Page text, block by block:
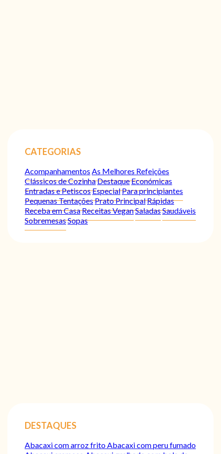
CATEGORIAS
Acompanhamentos As Melhores Refeições
Clássicos de CozinhaDestaqueEconómicas
Entradas e PetiscosEspecialPara principiantes
Pequenas TentaçõesPrato PrincipalRápidas
Receba em CasaReceitas VeganSaladasSaudáveis
SobremesasSopas
DESTAQUES
Abacaxi com arroz fritoAbacaxi com peru fumado